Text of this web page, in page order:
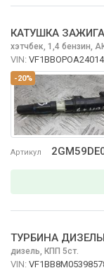
-20%
Артикул
КАТУШКА
хэтчбек, 1,4 бензин,
VIN:
ТУРБИНА
дизель, КПП 5ст.
VIN: